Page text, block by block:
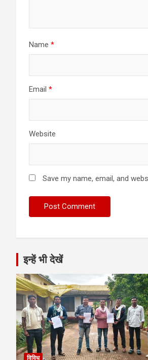
Name *
Email *
Website
Save my name, email, and
इन्हें भी देखें
विविध